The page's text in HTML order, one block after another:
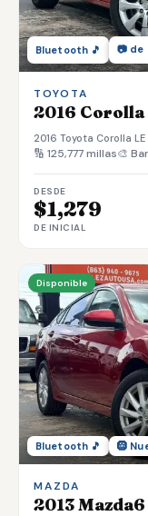
Bluetooth 🎵 📷 de
TOYOTA
2016 Corolla
2016 Toyota Corolla LE
🔢 125,777 millas🎨
DESDE
$1,279
DE INICIAL
Disponible
Bluetooth 🎵 🛞
MAZDA
2013 Mazda6